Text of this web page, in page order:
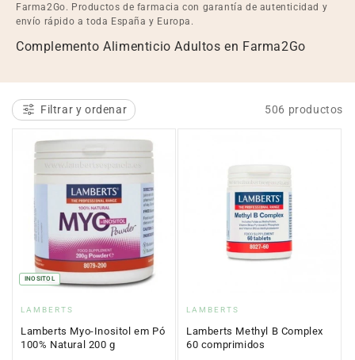
e
c
i
ó
Farma2Go. Productos de farmacia con garantía de autenticidad y
envío rápido a toda España y Europa.
Complemento Alimenticio Adultos en Farma2Go
Filtrar y ordenar 506 productos
INOSITOL
Proveedor:
LAMBERTS
Lamberts Myo-Inositol em Pó
100% Natural 200 g
Proveedor:
LAMBERTS
Lamberts Methyl B Complex
60 comprimidos